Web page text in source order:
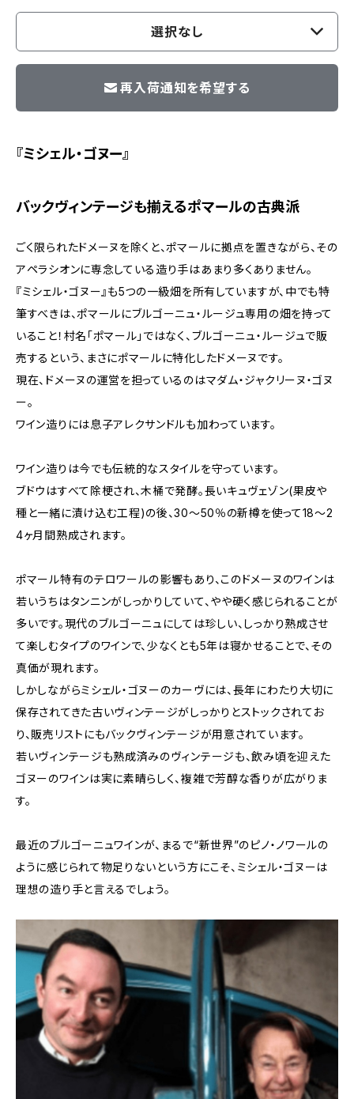
選択なし
再入荷通知を希望する
『ミシェル・ゴヌー』
バックヴィンテージも揃えるポマールの古典派
ごく限られたドメーヌを除くと、ポマールに拠点を置きながら、その
アペラシオンに専念している造り手はあまり多くありません。
『ミシェル・ゴヌー』も5つの一級畑を所有していますが、中でも特
筆すべきは、ポマールにブルゴーニュ・ルージュ専用の畑を持って
いること！村名「ポマール」ではなく、ブルゴーニュ・ルージュで販
売するという、まさにポマールに特化したドメーヌです。
現在、ドメーヌの運営を担っているのはマダム・ジャクリーヌ・ゴヌ
ー。
ワイン造りには息子アレクサンドルも加わっています。
ワイン造りは今でも伝統的なスタイルを守っています。
ブドウはすべて除梗され、木桶で発酵。長いキュヴェゾン(果皮や
種と一緒に漬け込む工程)の後、30〜50％の新樽を使って18〜2
4ヶ月間熟成されます。
ポマール特有のテロワールの影響もあり、このドメーヌのワインは
若いうちはタンニンがしっかりしていて、やや硬く感じられることが
多いです。現代のブルゴーニュにしては珍しい、しっかり熟成させ
て楽しむタイプのワインで、少なくとも5年は寝かせることで、その
真価が現れます。
しかしながらミシェル・ゴヌーのカーヴには、長年にわたり大切に
保存されてきた古いヴィンテージがしっかりとストックされてお
り、販売リストにもバックヴィンテージが用意されています。
若いヴィンテージも熟成済みのヴィンテージも、飲み頃を迎えた
ゴヌーのワインは実に素晴らしく、複雑で芳醇な香りが広がりま
す。
最近のブルゴーニュワインが、まるで“新世界”のピノ・ノワールの
ように感じられて物足りないという方にこそ、ミシェル・ゴヌーは
理想の造り手と言えるでしょう。